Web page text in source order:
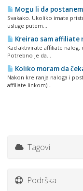
Mogu li da
Svakako. Ukoliko imate
usluge putem...
Kreirao sam affiliate
Kad aktivirate affiliate
Potrebno je da...
Koliko moram da
Nakon kreiranja naloga i
affiliate linkom)...
Tagovi
Podrška